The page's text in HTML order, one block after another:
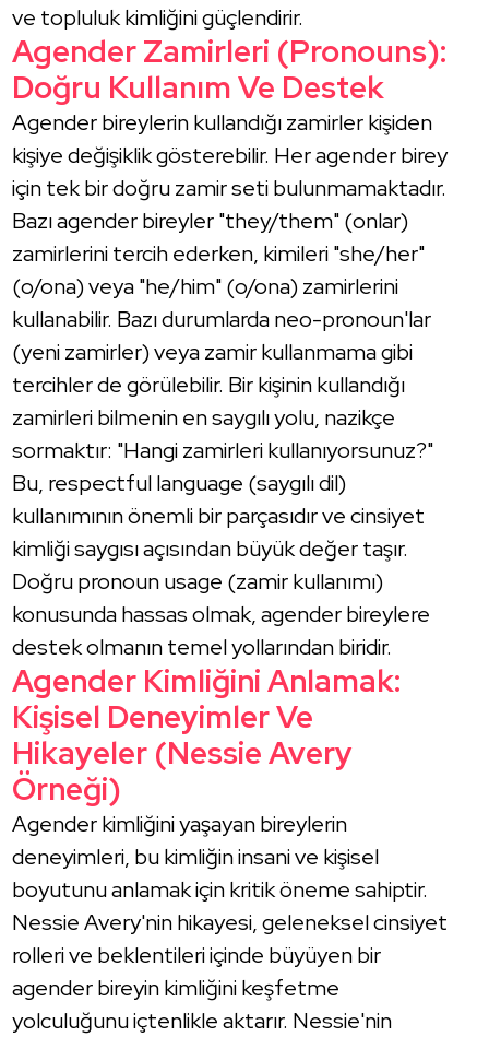
ve topluluk kimliğini güçlendirir.
Agender Zamirleri (Pronouns):
Doğru Kullanım Ve Destek
Agender bireylerin kullandığı zamirler kişiden
kişiye değişiklik gösterebilir. Her agender birey
için tek bir doğru zamir seti bulunmamaktadır.
Bazı agender bireyler "they/them" (onlar)
zamirlerini tercih ederken, kimileri "she/her"
(o/ona) veya "he/him" (o/ona) zamirlerini
kullanabilir. Bazı durumlarda neo-pronoun'lar
(yeni zamirler) veya zamir kullanmama gibi
tercihler de görülebilir. Bir kişinin kullandığı
zamirleri bilmenin en saygılı yolu, nazikçe
sormaktır: "Hangi zamirleri kullanıyorsunuz?"
Bu, respectful language (saygılı dil)
kullanımının önemli bir parçasıdır ve cinsiyet
kimliği saygısı açısından büyük değer taşır.
Doğru pronoun usage (zamir kullanımı)
konusunda hassas olmak, agender bireylere
destek olmanın temel yollarından biridir.
Agender Kimliğini Anlamak:
Kişisel Deneyimler Ve
Hikayeler (Nessie Avery
Örneği)
Agender kimliğini yaşayan bireylerin
deneyimleri, bu kimliğin insani ve kişisel
boyutunu anlamak için kritik öneme sahiptir.
Nessie Avery'nin hikayesi, geleneksel cinsiyet
rolleri ve beklentileri içinde büyüyen bir
agender bireyin kimliğini keşfetme
yolculuğunu içtenlikle aktarır. Nessie'nin